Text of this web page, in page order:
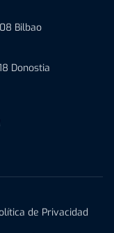
Bilbao
Donostia
de Privacidad